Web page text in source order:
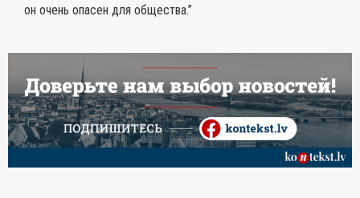
он очень опасен для общества.